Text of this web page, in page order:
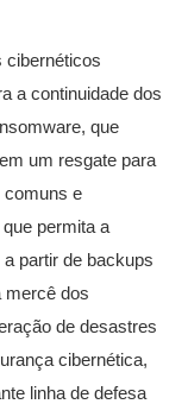
cibernéticos
a continuidade dos
que
um resgate para
comuns e
permita a
partir de backups
mercê dos
de desastres
cibernética,
linha de defesa